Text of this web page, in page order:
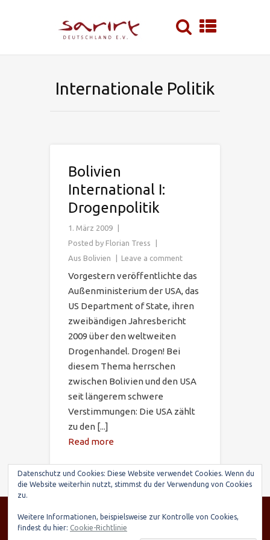
Internationale Politik
Bolivien
International I:
Drogenpolitik
1. März 2009
Posted by Florian Tress
Aus Bolivien
Leave a comment
Vorgestern veröffentlichte das
Außenministerium der USA, das
US Department of State, ihren
zweibändigen Jahresbericht
2009 über den weltweiten
Drogenhandel. Drogen! Bei
diesem Thema herrschen
zwischen Bolivien und den USA
seit längerem schwere
Verstimmungen: Die USA zählt
zu den [...]
Read more
Datenschutz und Cookies: Diese Website verwendet Cookies. Wenn du
die Website weiterhin nutzt, stimmst du der Verwendung von Cookies
zu.
Weitere Informationen, beispielsweise zur Kontrolle von Cookies,
findest du hier: Cookie-Richtlinie
© SARIRY Deutschland e.V., Seltenhornstr. 21,
84559 Kraiburg | Spendenkonto: Raiffeisenbank